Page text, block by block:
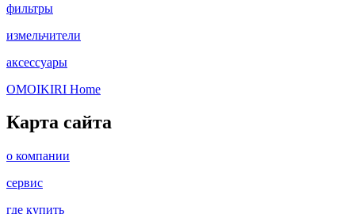
фильтры
измельчители
аксессуары
OMOIKIRI Home
Карта сайта
о компании
сервис
где купить